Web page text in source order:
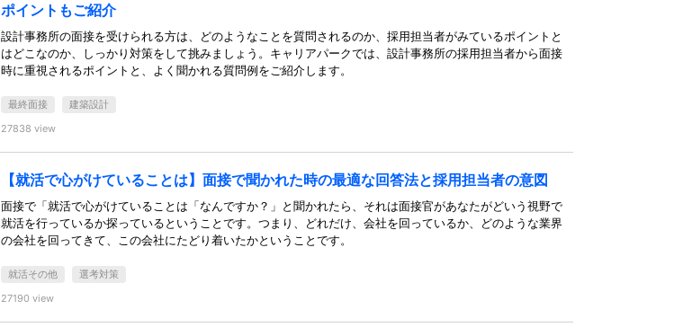
ポイントもご紹介
設計事務所の面接を受けられる方は、どのようなことを質問されるのか、採用担当者がみているポイントと
はどこなのか、しっかり対策をして挑みましょう。キャリアパークでは、設計事務所の採用担当者から面接
時に重視されるポイントと、よく聞かれる質問例をご紹介します。
最終面接
建築設計
27838 view
【就活で心がけていることは】面接で聞かれた時の最適な回答法と採用担当者の意図
面接で「就活で心がけていることは「なんですか？」と聞かれたら、それは面接官があなたがどいう視野で
就活を行っているか探っているということです。つまり、どれだけ、会社を回っているか、どのような業界
の会社を回ってきて、この会社にたどり着いたかということです。
就活その他
選考対策
27190 view